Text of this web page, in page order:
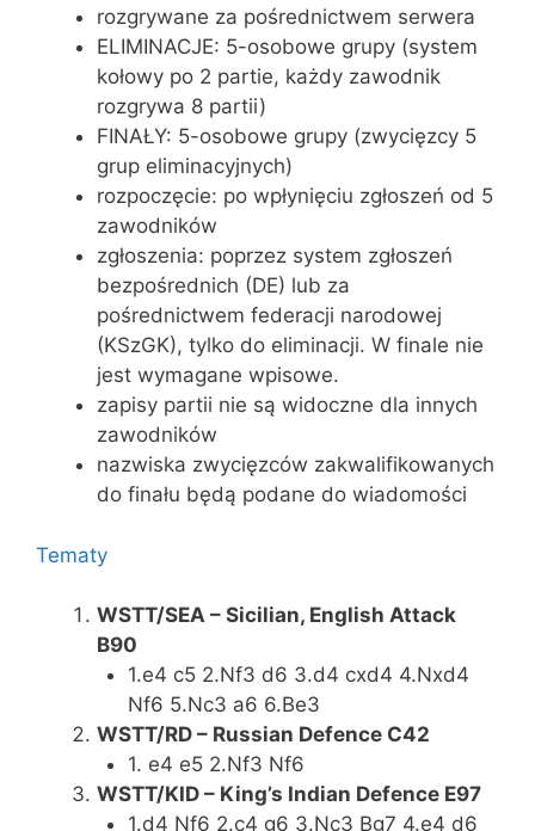
rozgrywane za pośrednictwem serwera
ELIMINACJE: 5-osobowe grupy (system
kołowy po 2 partie, każdy zawodnik
rozgrywa 8 partii)
FINAŁY: 5-osobowe grupy (zwycięzcy 5
grup eliminacyjnych)
rozpoczęcie: po wpłynięciu zgłoszeń od 5
zawodników
zgłoszenia: poprzez system zgłoszeń
bezpośrednich (DE) lub za
pośrednictwem federacji narodowej
(KSzGK), tylko do eliminacji. W finale nie
jest wymagane wpisowe.
zapisy partii nie są widoczne dla innych
zawodników
nazwiska zwycięzców zakwalifikowanych
do finału będą podane do wiadomości
Tematy
WSTT/SEA – Sicilian, English Attack
B90
1.e4 c5 2.Nf3 d6 3.d4 cxd4 4.Nxd4
Nf6 5.Nc3 a6 6.Be3
WSTT/RD – Russian Defence C42
1. e4 e5 2.Nf3 Nf6
WSTT/KID – King’s Indian Defence E97
1.d4 Nf6 2.c4 g6 3.Nc3 Bg7 4.e4 d6